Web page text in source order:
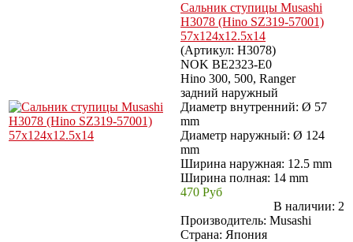
Сальник ступицы Musashi
H3078 (Hino SZ319-57001)
57x124x12.5x14
(Артикул: H3078)
NOK BE2323-E0
Hino 300, 500, Ranger
задний наружный
Диаметр внутренний: Ø 57
mm
Диаметр наружный: Ø 124
mm
Ширина наружная: 12.5 mm
Ширина полная: 14 mm
470 Руб
В наличии: 2
Производитель: Musashi
Страна: Япония